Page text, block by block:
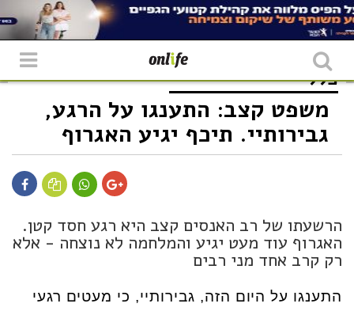
כללי
משפט קצב: התענגו על הרגע,
גבירותיי. תיכף יגיע האגרוף
הרשעתו של רב האנסים קצב היא רגע חסד קטן.
האגרוף עוד מעט יגיע והמלחמה לא נוצחה - אלא
רק קרב אחד מני רבים
התענגו על היום הזה, גבירותיי, כי מעטים רגעי